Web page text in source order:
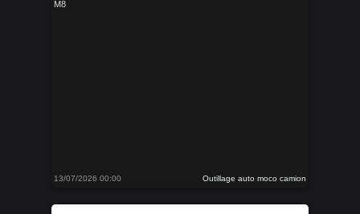
M8
13/07/2026 00:00 Outillage auto moco camion